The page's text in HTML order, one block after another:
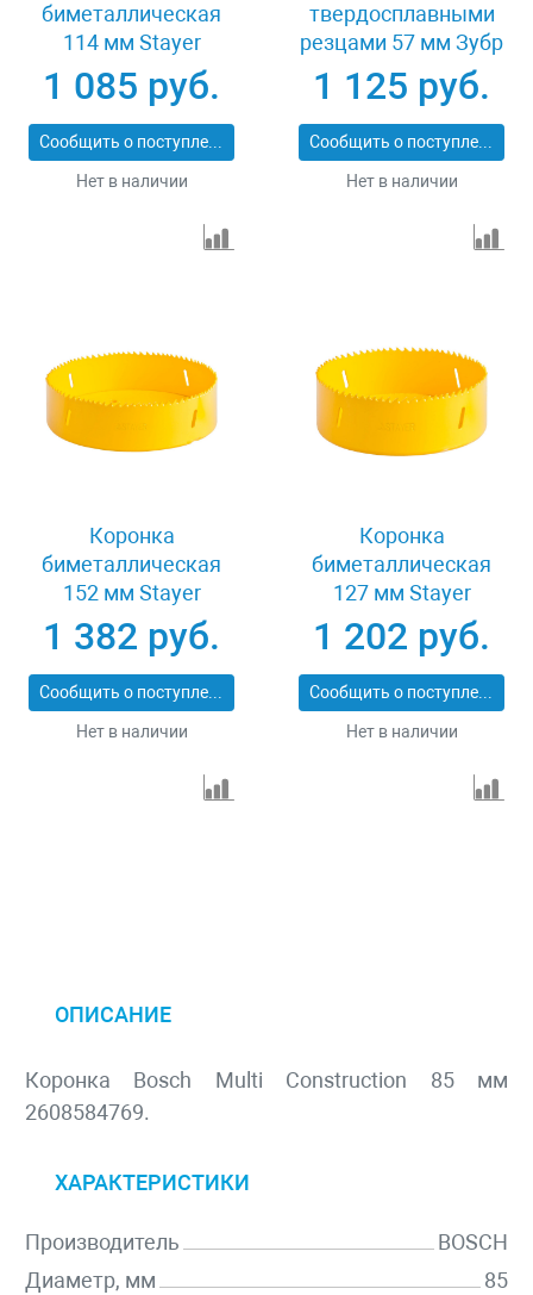
биметаллическая
114 мм Stayer
PROFESSIONAL
29547-114
1 085 руб.
Сообщить о поступлении
Нет в наличии
твердосплавными
резцами 57 мм Зубр
ПРОФИ 29514-57
1 125 руб.
Сообщить о поступлении
Нет в наличии
Коронка
биметаллическая
152 мм Stayer
PROFESSIONAL
29547-152
1 382 руб.
Сообщить о поступлении
Нет в наличии
Коронка
биметаллическая
127 мм Stayer
PROFESSIONAL
29547-127
1 202 руб.
Сообщить о поступлении
Нет в наличии
ОПИСАНИЕ
Коронка Bosch Multi Construction 85 мм
2608584769.
ХАРАКТЕРИСТИКИ
Производитель
BOSCH
Диаметр, мм
85